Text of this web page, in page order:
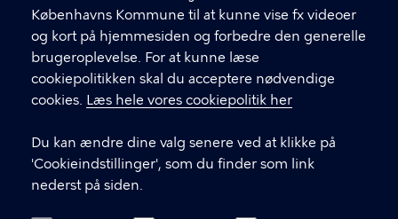
Københavns Kommune til at kunne vise fx videoer
og kort på hjemmesiden og forbedre den generelle
brugeroplevelse. For at kunne læse
cookiepolitikken skal du acceptere nødvendige
cookies. Læs hele vores cookiepolitik her
Du kan ændre dine valg senere ved at klikke på
'Cookieindstillinger', som du finder som link
nederst på siden.
CVR-nummer64942212
GENVEJE
Digital Post
Databeskyttelse